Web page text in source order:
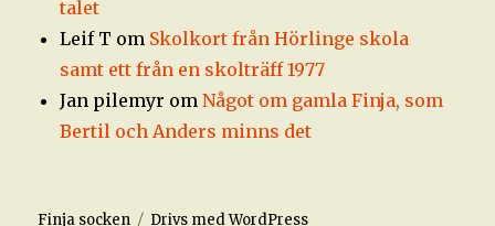
talet
Leif T om Skolkort från Hörlinge skola
samt ett från en skolträff 1977
Jan pilemyr omNågot om gamla Finja, som
Bertil och Anders minns det
Finja socken Drivs med WordPress